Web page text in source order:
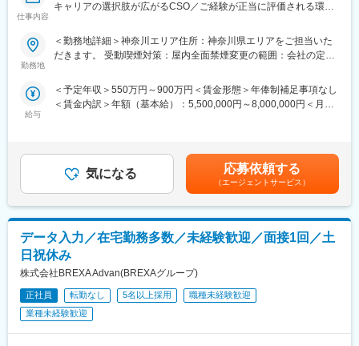
部への異動も可能です。
事担当者などの管理部門など
（３）手厚い研修体制でスキルアップができます：製品研修、ス
してのスキルのみならず、データ分析、マーケティングなど多角
的にヘルスケアのプロフェッショナル人材を育成する研修制度を
【IQVIAサービシーズジャパンについて】
・世界100以上の国と地域／8万人の社員が、医薬品の臨床開発～
プロモーションに携わり、市場を流通するほぼすべての医薬品に
関与しています
・日本においても業界トップシェアを誇り、常時100以上のPJが
稼働しています
変更の範囲：会社の定める業務
仕事内容
キャリアの選択肢が広がるCSO／ご経験が正当に評価される環
【はじめに】
～50代まで幅広く活躍しており、長期就業も叶う環境です。
医師、薬剤師に課題解決するための医薬品情報を提供、副作用情
報を収集を行っていただきます。
《具体的には...》
■新薬のプロモーション
■長期収載品の市場拡大
■ジェネリック医薬品のプロモーション
※プロジェクトの状況によっては、選考保留（ご紹介できるプロジ
ェクトが出るまで保留）となる場合もございますのであらかじめ
ご認識の程よろしくお願いします※
【魅力ポイント】
勤務地
＜勤務地詳細＞神奈川エリア住所：神奈川県エリアをご担当いた
だきます。 受動喫煙対策：屋内全面禁煙変更の範囲：会社の定め
給与
＜予定年収＞550万円～900万円＜賃金形態＞年俸制補足事項なし
＜賃金内訳＞年額（基本給）：5,500,000円～8,000,000円＜月額
度支給）※ただし支給条件有。賃金はあくまでも目安の金額であ
り、選考を通じて上下する可能性があります。月給(月額)は固定手
当を含めた表記です。
気になる 応募依頼する
（エージェントサービス）
データ入力／在宅勤務多数／未経験歓迎／面接1回／土
日祝休み
株式会社BREXA Advan(BREXAグループ)
正社員 転勤なし 5名以上採用
職種未経験歓迎
業種未経験歓迎